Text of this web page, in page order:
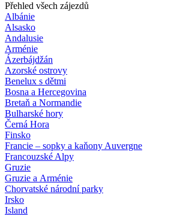
Přehled všech zájezdů
Albánie
Alsasko
Andalusie
Arménie
Ázerbájdžán
Azorské ostrovy
Benelux s dětmi
Bosna a Hercegovina
Bretaň a Normandie
Bulharské hory
Černá Hora
Finsko
Francie – sopky a kaňony Auvergne
Francouzské Alpy
Gruzie
Gruzie a Arménie
Chorvatské národní parky
Irsko
Island